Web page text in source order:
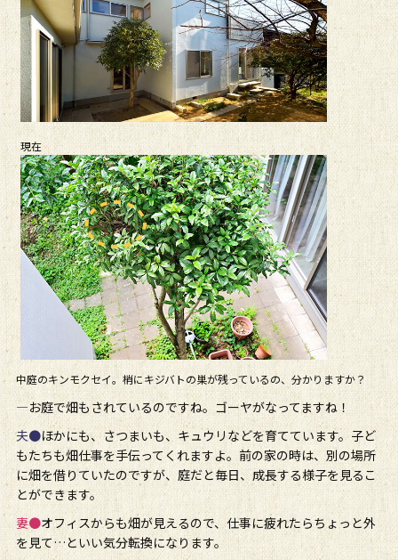
現在
中庭のキンモクセイ。梢にキジバトの巣が残っているの、分かりますか？
―お庭で畑もされているのですね。ゴーヤがなってますね！
夫●ほかにも、さつまいも、キュウリなどを育てています。子ど
もたちも畑仕事を手伝ってくれますよ。前の家の時は、別の場所
に畑を借りていたのですが、庭だと毎日、成長する様子を見るこ
とができます。
妻●オフィスからも畑が見えるので、仕事に疲れたらちょっと外
を見て…といい気分転換になります。